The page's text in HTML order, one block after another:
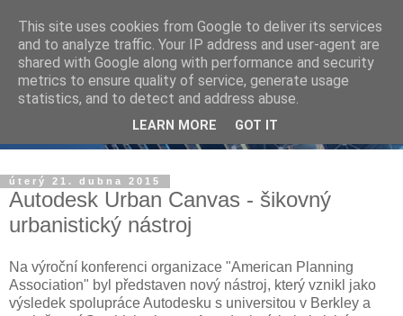
úterý 21. dubna 2015
Autodesk Urban Canvas - šikovný
urbanistický nástroj
Na výroční konferenci organizace "American Planning
Association" byl představen nový nástroj, který vznikl jako
výsledek spolupráce Autodesku s universitou v Berkley a
This site uses cookies from Google to deliver its services
and to analyze traffic. Your IP address and user-agent are
shared with Google along with performance and security
metrics to ensure quality of service, generate usage
statistics, and to detect and address abuse.
LEARN MORE GOT IT